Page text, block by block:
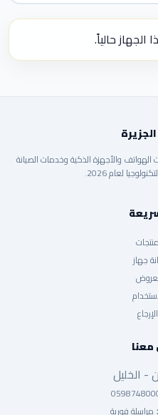
حالياً.
والأجهزة الذكية وخدمات الصيانة
لعام 2026.
جهاز
الخليل
مراسلة فورية